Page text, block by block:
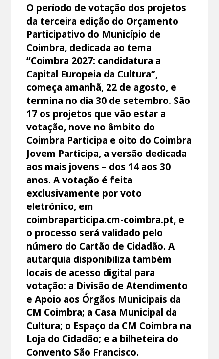
O período de votação dos projetos
da terceira edição do Orçamento
Participativo do Município de
Coimbra, dedicada ao tema
“Coimbra 2027: candidatura a
Capital Europeia da Cultura”,
começa amanhã, 22 de agosto, e
termina no dia 30 de setembro. São
17 os projetos que vão estar a
votação, nove no âmbito do
Coimbra Participa e oito do Coimbra
Jovem Participa, a versão dedicada
aos mais jovens – dos 14 aos 30
anos. A votação é feita
exclusivamente por voto
eletrónico, em
coimbraparticipa.cm-coimbra.pt, e
o processo será validado pelo
número do Cartão de Cidadão. A
autarquia disponibiliza também
locais de acesso digital para
votação: a Divisão de Atendimento
e Apoio aos Órgãos Municipais da
CM Coimbra; a Casa Municipal da
Cultura; o Espaço da CM Coimbra na
Loja do Cidadão; e a bilheteira do
Convento São Francisco.